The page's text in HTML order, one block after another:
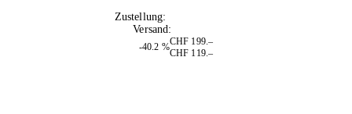
Zustellung:
Versand:
-40.2 %
CHF 199.–
CHF 119.–